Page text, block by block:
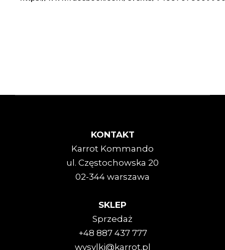
KONTAKT
Karrot Kommando
ul. Częstochowska 20
02-344 warszawa
SKLEP
Sprzedaż
+48 887 437 777
wysylki@karrot.pl